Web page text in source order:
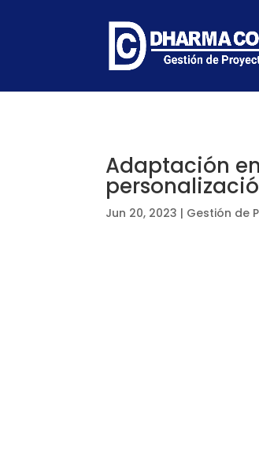
Adaptación
Jun 20, 2023 | Gestión de